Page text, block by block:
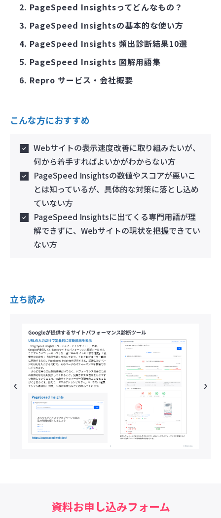
PageSpeed Insightsってどんなもの？
PageSpeed Insightsの基本的な使い方
PageSpeed Insights 頻出診断結果10選
PageSpeed Insights 図解用語集
Repro サービス・会社概要
こんな方におすすめ
Webサイトの表示速度改善に取り組みたいが、
何から着手すればよいかがわからない方
PageSpeed Insightsの数値やスコアが悪いこ
とは知っているが、具体的な対策に落とし込め
ていない方
PageSpeed Insightsに出てくる専門用語が理
解できずに、Webサイトの現状を把握できてい
ない方
立ち読み
資料お申し込みフォーム